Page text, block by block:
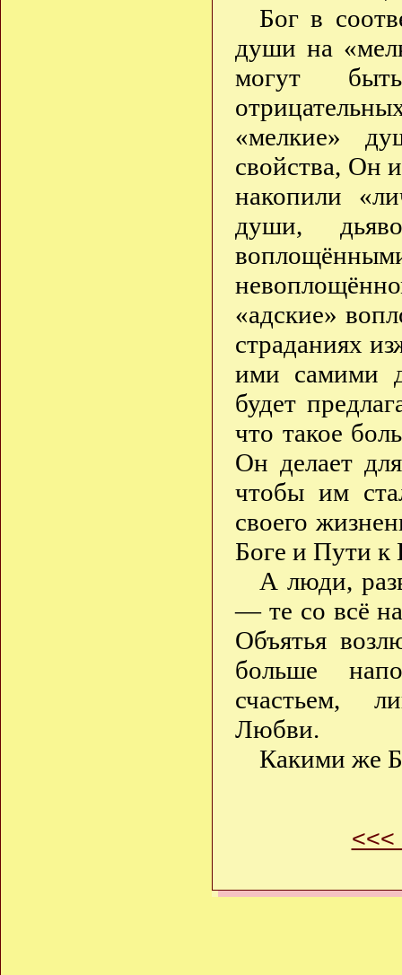
Бог в
души на
могут
«мелкие»
свойства, Он
накопили
души,
«адские»
страданиях
ими самими
будет
что такое
Он делает
чтобы им
своего
Боге и Пути
А люди,
— те со всё
Объятья
больше
счастьем,
Любви.
Какими же
<<<